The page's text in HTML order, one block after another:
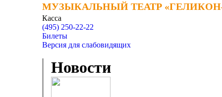
МУЗЫКАЛЬНЫЙ ТЕАТР
МУЗЫКАЛЬНЫЙ ТЕАТР
Касса
(495) 250-22-22
Билеты
Версия для слабовидящих
Новости